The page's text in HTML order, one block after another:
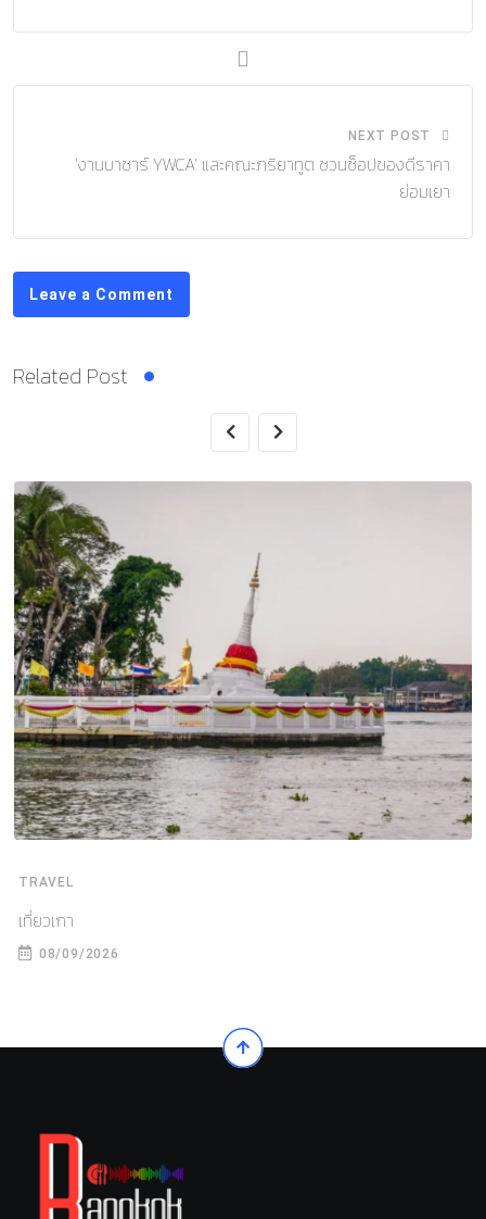
NEXT POST
‘งานบาซาร์ YWCA’ และคณะภริยาทูต ชวนช็อปของดีราคา
ย่อมเยา
Leave a Comment
Related Post
TRAVEL
เที่ยวเกา
08/09/2026